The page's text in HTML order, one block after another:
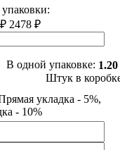
2478 ₽
В одной упаковке:
Штук в
укладка - 5%,
- 10%